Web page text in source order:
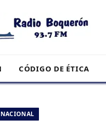
CÓDIGO DE ÉTICA
NACIONAL